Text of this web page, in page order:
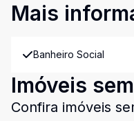
Mais
Banheiro Social
Imóveis
Confira imóveis